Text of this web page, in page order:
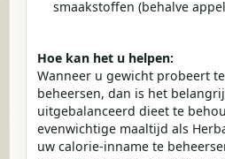
smaakstoffen (behalve
Hoe kan het u helpen:
Wanneer u gewicht probeert
beheersen, dan is het
uitgebalanceerd dieet te
evenwichtige maaltijd als
uw calorie-inname te